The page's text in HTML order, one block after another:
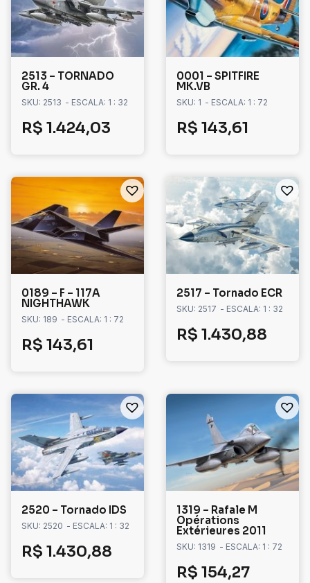
2513 – TORNADO
GR. 4
SKU: 2513 - ESCALA: 1 : 32
R$ 1.424,03
0001 – SPITFIRE
MK.VB
SKU: 1 - ESCALA: 1 : 72
R$ 143,61
0189 – F – 117A
NIGHTHAWK
SKU: 189 - ESCALA: 1 : 72
R$ 143,61
2517 – Tornado ECR
SKU: 2517 - ESCALA: 1 : 32
R$ 1.430,88
2520 – Tornado IDS
SKU: 2520 - ESCALA: 1 : 32
R$ 1.430,88
1319 – Rafale M
Opérations
Extérieures 2011
SKU: 1319 - ESCALA: 1 : 72
R$ 154,27